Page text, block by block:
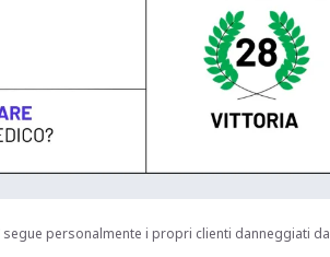
segue personalmente i propri clienti danneggiati da